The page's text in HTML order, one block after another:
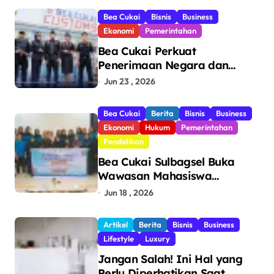
Bea Cukai Bisnis
Business
Ekonomi
Pemerintahan
Bea Cukai Perkuat
Penerimaan Negara dan
Pengawasan, Setor Rp123,8
Jun 23 , 2026
Bea Cukai Berita Bisnis
Business
Ekonomi
Hukum
Pemerintahan
Pendidikan
Bea Cukai Sulbagsel Buka
Wawasan Mahasiswa
Politeknik Bosowa tentang
dan Pencegahan Barang
Ilegal
Jun 18 , 2026
Artikel Berita Bisnis
Business
Lifestyle
Luxury
Jangan Salah! Ini Hal yang